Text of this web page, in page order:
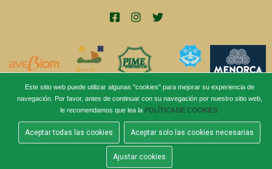
Este sitio web puede utilizar algunas "cookies" para mejorar su experiencia de
navegación. Por favor, antes de continuar con su navegación por nuestro sitio web,
le recomendamos que lea la POLÍTICA DE COOKIES.
Aceptar todas las cookies Aceptar solo las cookies necesarias
Ajustar cookies